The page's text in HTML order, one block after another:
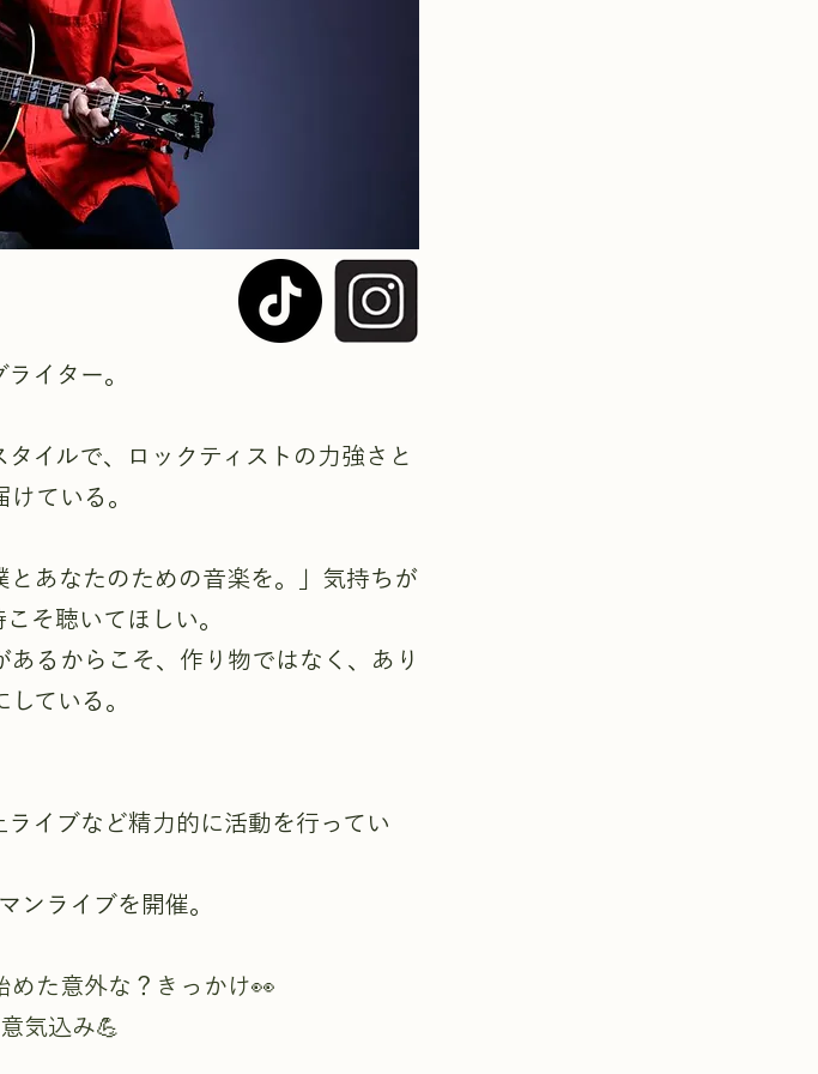
イター。
イルで、ロックティストの力強さと
ている。
あなたのための音楽を。」気持ちが
そ聴いてほしい。
るからこそ、作り物ではなく、あり
ている。
イブなど精力的に活動を行ってい
ンライブを開催。
めた意外な？きっかけ👀
気込み💪